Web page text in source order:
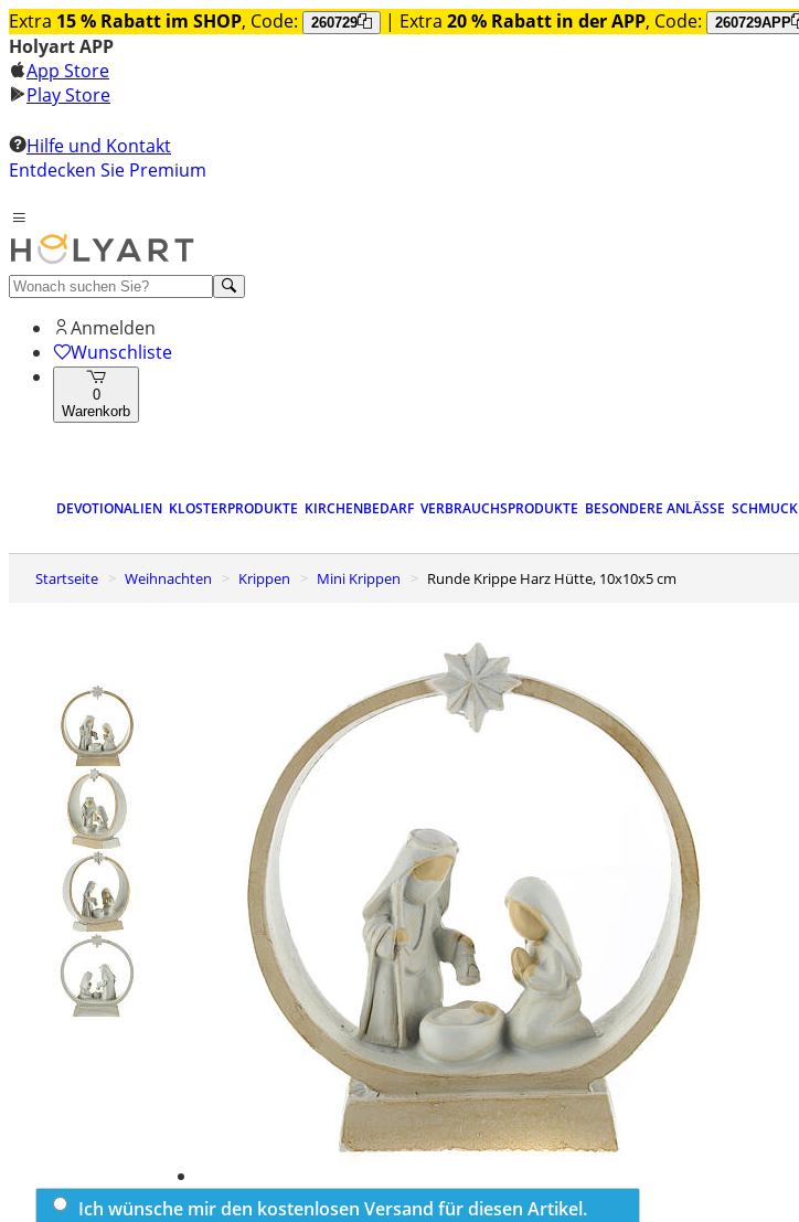
Extra 15 % Rabatt im SHOP, Code: 260729 | Extra 20 % Rabatt in der APP, Code: 260729APP
Holyart APP
App Store
Play Store
Hilfe und Kontakt
Entdecken Sie Premium
Anmelden
Wunschliste
0
Warenkorb
DEVOTIONALIEN KLOSTERPRODUKTE KIRCHENBEDARF VERBRAUCHSPRODUKTE BESONDERE ANLÄSSE SCHMUCK
Startseite Weihnachten Krippen Mini Krippen Runde Krippe Harz Hütte, 10x10x5 cm
Ich wünsche mir den kostenlosen Versand für diesen Artikel.